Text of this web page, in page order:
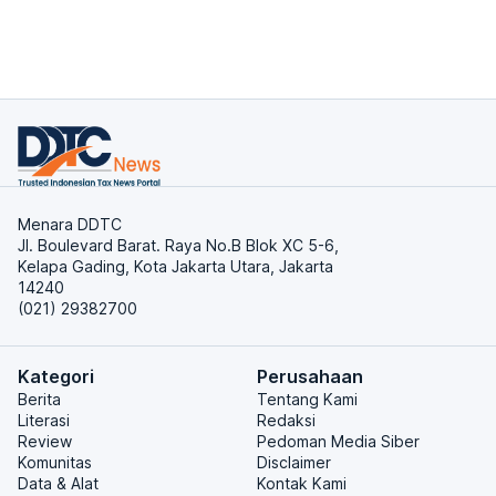
Menara DDTC
Jl. Boulevard Barat. Raya No.B Blok XC 5-6,
Kelapa Gading, Kota Jakarta Utara, Jakarta
14240
(021) 29382700
Kategori
Berita
Literasi
Review
Komunitas
Data & Alat
Perusahaan
Tentang Kami
Redaksi
Pedoman Media Siber
Disclaimer
Kontak Kami